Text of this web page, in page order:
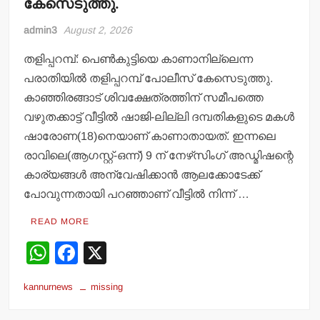
admin3 August 2, 2026
തളിപ്പറമ്പ്: പെണ്‍കുട്ടിയെ കാണാനില്ലെന്ന
പരാതിയില്‍ തളിപ്പറമ്പ് പോലീസ് കേസെടുത്തു.
കാഞ്ഞിരങ്ങാട് ശിവക്ഷേത്രത്തിന് സമീപത്തെ
വഴുതക്കാട്ട് വീട്ടില്‍ ഷാജി-ലില്ലി ദമ്പതികളുടെ മകള്‍
ഷാരോണ(18)നെയാണ് കാണാതായത്. ഇന്നലെ
രാവിലെ(ആഗസ്റ്റ്-ഒന്ന്) 9 ന് നേഴ്‌സിംഗ് അഡ്മിഷന്റെ
കാര്യങ്ങള്‍ അന്വേഷിക്കാന്‍ ആലക്കോടേക്ക്
പോവുന്നതായി പറഞ്ഞാണ് വീട്ടില്‍ നിന്ന് …
READ MORE
W
at
F
c
kannurnews missing